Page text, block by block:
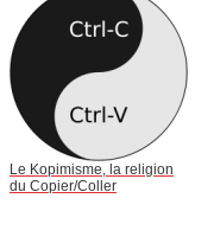
Le Kopimisme, la religion
du Copier/Coller